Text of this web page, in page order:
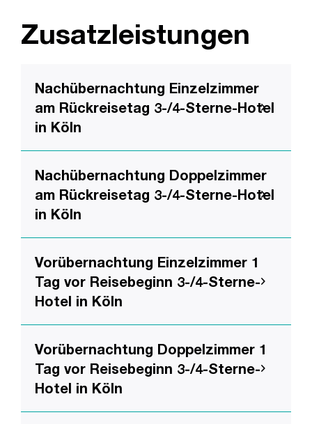
Zusatzleistungen
Nachübernachtung Einzelzimmer
am Rückreisetag 3-/4-Sterne-Hotel
in Köln
Nachübernachtung Doppelzimmer
am Rückreisetag 3-/4-Sterne-Hotel
in Köln
Vorübernachtung Einzelzimmer 1
Tag vor Reisebeginn 3-/4-Sterne-
Hotel in Köln
Vorübernachtung Doppelzimmer 1
Tag vor Reisebeginn 3-/4-Sterne-
Hotel in Köln